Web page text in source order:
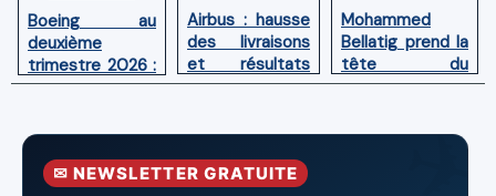
Boeing au
deuxième
trimestre 2026 :
Chiffre d'affaires
pertes nettes
réduites
Airbus : hausse
des livraisons
et résultats
financiers
premier
Mohammed
Bellatig prend la
tête du
Groupement
Marocaines
✉ NEWSLETTER GRATUITE